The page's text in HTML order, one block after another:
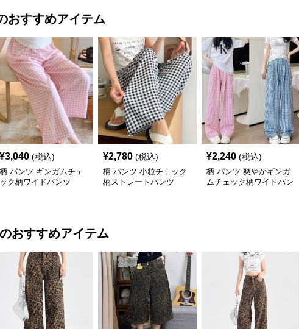
おすすめアイテム
¥3,040 (税込)
柄 パンツ ギンガムチェ
ック柄ワイドパンツ
¥2,780 (税込)
柄 パンツ 小粒チェック
柄ストレートパンツ
¥2,240 (税込)
柄 パンツ 爽やかギンガ
ムチェック柄ワイドパン
のおすすめアイテム